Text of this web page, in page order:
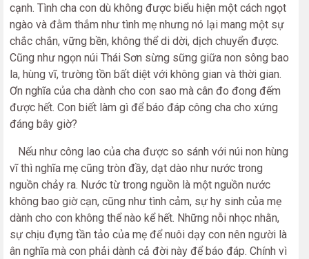
cạnh. Tình cha con dù không được biểu hiện một cách ngọt
ngào và đằm thắm như tình mẹ nhưng nó lại mang một sự
chắc chắn, vững bền, không thể di dời, dịch chuyển được.
Cũng như ngọn núi Thái Sơn sừng sững giữa non sông bao
la, hùng vĩ, trường tồn bất diệt với không gian và thời gian.
Ơn nghĩa của cha dành cho con sao mà cân đo đong đếm
được hết. Con biết làm gì để báo đáp công cha cho xứng
đáng bây giờ?
Nếu như công lao của cha được so sánh với núi non hùng
vĩ thì nghĩa mẹ cũng tròn đầy, dạt dào như nước trong
nguồn chảy ra. Nước từ trong nguồn là một nguồn nước
không bao giờ cạn, cũng như tình cảm, sự hy sinh của mẹ
dành cho con không thể nào kể hết. Những nỗi nhọc nhằn,
sự chịu đựng tần tảo của mẹ để nuôi dạy con nên người là
ân nghĩa mà con phải dành cả đời này để báo đáp. Chính vì